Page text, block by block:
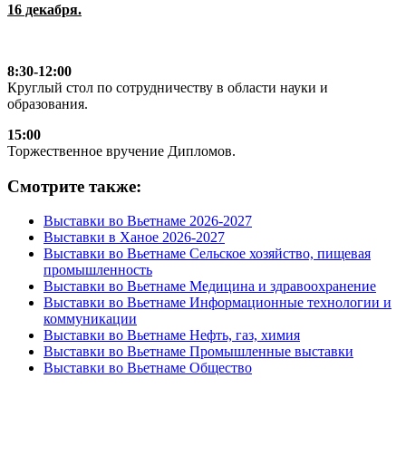
16 декабря.
8:30-12:00
Круглый стол по сотрудничеству в области науки и
образования.
15:00
Торжественное вручение Дипломов.
Смотрите также:
Выставки во Вьетнаме 2026-2027
Выставки в Ханое 2026-2027
Выставки во Вьетнаме Сельское хозяйство, пищевая
промышленность
Выставки во Вьетнаме Медицина и здравоохранение
Выставки во Вьетнаме Информационные технологии и
коммуникации
Выставки во Вьетнаме Нефть, газ, химия
Выставки во Вьетнаме Промышленные выставки
Выставки во Вьетнаме Общество